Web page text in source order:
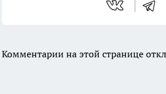
Комментарии на этой странице